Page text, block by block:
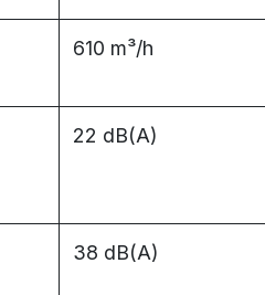
610 m³/h
22 dB(A)
38 dB(A)